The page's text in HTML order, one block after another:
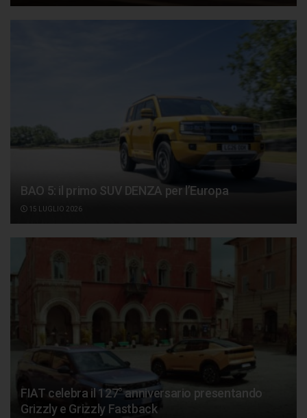
BAO 5: il primo SUV DENZA per l’Europa
15 LUGLIO 2026
FIAT celebra il 127° anniversario presentando
Grizzly e Grizzly Fastback